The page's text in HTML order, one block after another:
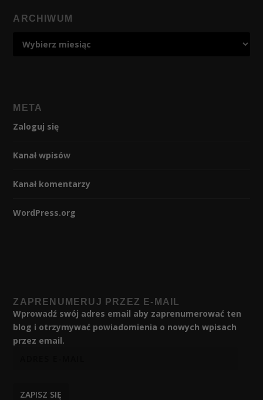
ARCHIWUM
META
Zaloguj się
Kanał wpisów
Kanał komentarzy
WordPress.org
ZAPRENUMERUJ PRZEZ E-MAIL
Wprowadź swój adres email aby zaprenumerować ten
blog i otrzymywać powiadomienia o nowych wpisach
przez email.
ZAPISZ SIĘ